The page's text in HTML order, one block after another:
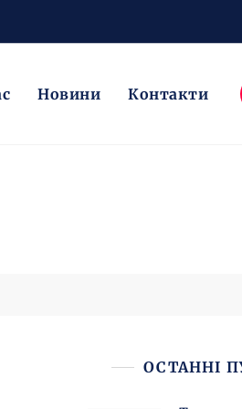
Новини Контакти
ОСТАННІ